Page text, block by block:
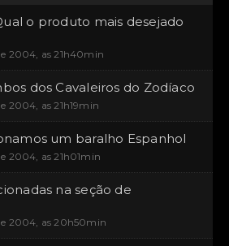
o produto mais desejado
2004, as 21h40min
dos Cavaleiros do Zodíaco
2004, as 21h19min
um baralho Espanhol
2004, as 21h01min
na seção de
2004, as 20h50min